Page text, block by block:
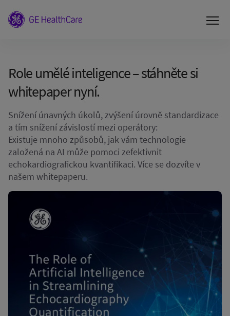
Role umělé inteligence – stáhněte si
whitepaper nyní.
Snížení únavných úkolů, zvýšení úrovně standardizace
a tím snížení závislostí mezi operátory:
Existuje mnoho způsobů, jak vám technologie
založená na AI může pomoci zefektivnit
echokardiografickou kvantifikaci. Více se dozvíte v
našem whitepaperu.